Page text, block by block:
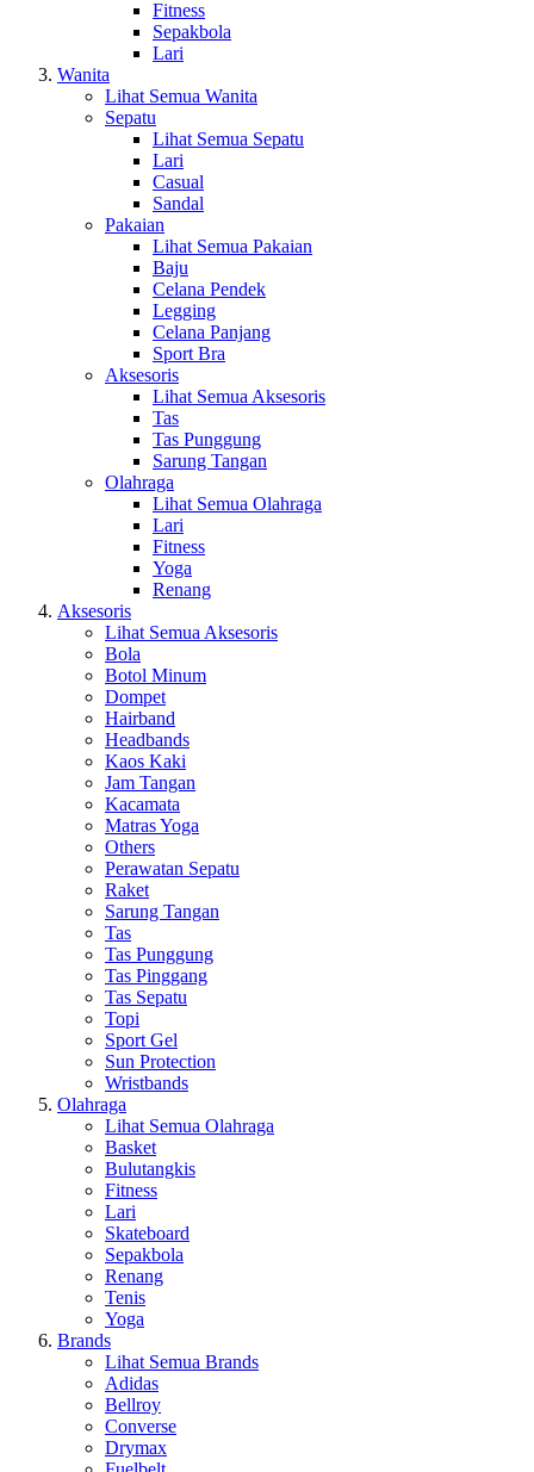
Fitness
Sepakbola
Lari
Wanita
Lihat Semua Wanita
Sepatu
Lihat Semua Sepatu
Lari
Casual
Sandal
Pakaian
Lihat Semua Pakaian
Baju
Celana Pendek
Legging
Celana Panjang
Sport Bra
Aksesoris
Lihat Semua Aksesoris
Tas
Tas Punggung
Sarung Tangan
Olahraga
Lihat Semua Olahraga
Lari
Fitness
Yoga
Renang
Aksesoris
Lihat Semua Aksesoris
Bola
Botol Minum
Dompet
Hairband
Headbands
Kaos Kaki
Jam Tangan
Kacamata
Matras Yoga
Others
Perawatan Sepatu
Raket
Sarung Tangan
Tas
Tas Punggung
Tas Pinggang
Tas Sepatu
Topi
Sport Gel
Sun Protection
Wristbands
Olahraga
Lihat Semua Olahraga
Basket
Bulutangkis
Fitness
Lari
Skateboard
Sepakbola
Renang
Tenis
Yoga
Brands
Lihat Semua Brands
Adidas
Bellroy
Converse
Drymax